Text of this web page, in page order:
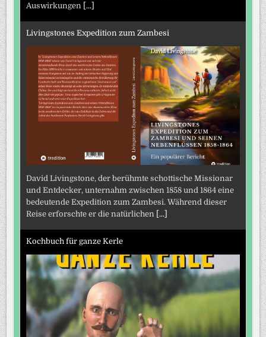
Auswirkungen [...]
Livingstones Expedition zum Zambesi
David Livingstone, der berühmte schottische Missionar
und Entdecker, unternahm zwischen 1858 und 1864 eine
bedeutende Expedition zum Zambesi. Während dieser
Reise erforschte er die natürlichen [...]
Kochbuch für ganze Kerle